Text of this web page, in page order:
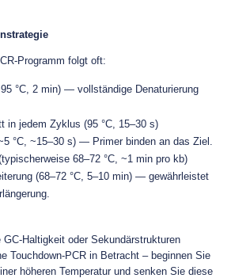
Programm folgt oft:
°C, 2 min) — vollständige Denaturierung
in jedem Zyklus (95 °C, 15–30 s)
°C, ~15–30 s) — Primer binden an das Ziel.
68–72 °C, ~1 min pro kb)
(68–72 °C, 5–10 min) — gewährleistet
Haltigkeit oder Sekundärstrukturen
Touchdown-PCR in Betracht – beginnen Sie
höheren Temperatur und senken Sie diese